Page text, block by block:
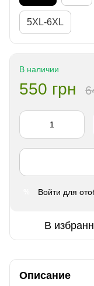
5XL-6XL
В наличии
550 грн
Войти для
В
Описание